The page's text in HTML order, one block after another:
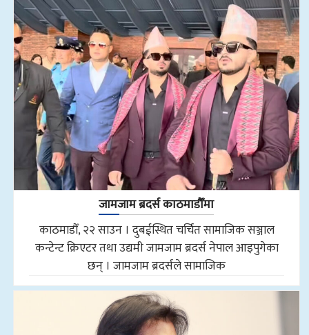
जामजाम ब्रदर्स काठमाडौँमा
काठमाडौँ, २२ साउन । दुबईस्थित चर्चित सामाजिक सञ्जाल
कन्टेन्ट क्रिएटर तथा उद्यमी जामजाम ब्रदर्स नेपाल आइपुगेका
छन् । जामजाम ब्रदर्सले सामाजिक